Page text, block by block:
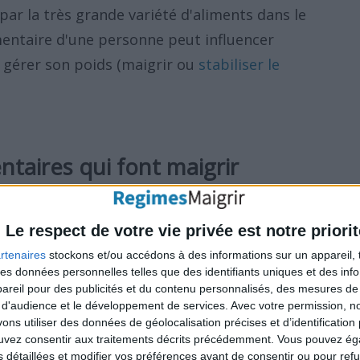
Le respect de votre vie privée est notre
stockons et/ou accédons à des informations sur un appareil,
données personnelles telles que des identifiants uniques et des
pour des publicités et du contenu personnalisés, des mesures
et le développement de services. Avec votre permission,
utiliser des données de géolocalisation précises et
consentir aux traitements décrits précédemment. Vous pouvez
détaillées et modifier vos préférences avant de consentir ou pour
la très grande variété d'aliments dans le
d'une personne peut influencer
son poids (maigrir ou stabiliser le
qui font maigrir
vous faites de petits changements avec
très longtemps. Au fur et à mesure que
àvotre style de vie , vous
peuvent se cumuler pour faire économiser
et aider à maigrir.
habitudes alimentaires. Mangez-vous